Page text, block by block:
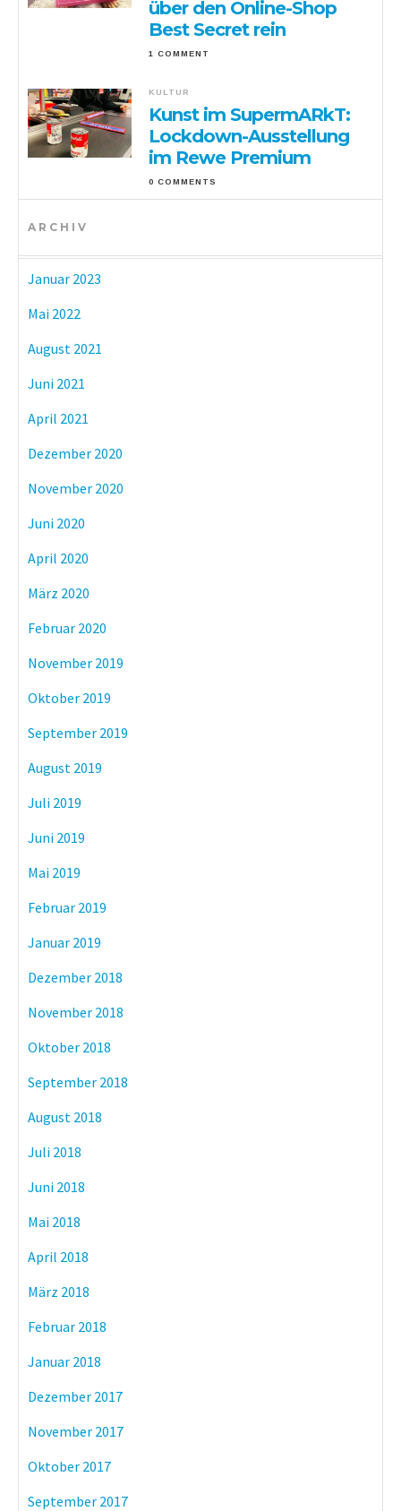
über den Online-Shop
Best Secret rein
1 COMMENT
KULTUR
Kunst im SupermARkT:
Lockdown-Ausstellung
im Rewe Premium
0 COMMENTS
ARCHIV
Januar 2023
Mai 2022
August 2021
Juni 2021
April 2021
Dezember 2020
November 2020
Juni 2020
April 2020
März 2020
Februar 2020
November 2019
Oktober 2019
September 2019
August 2019
Juli 2019
Juni 2019
Mai 2019
Februar 2019
Januar 2019
Dezember 2018
November 2018
Oktober 2018
September 2018
August 2018
Juli 2018
Juni 2018
Mai 2018
April 2018
März 2018
Februar 2018
Januar 2018
Dezember 2017
November 2017
Oktober 2017
September 2017